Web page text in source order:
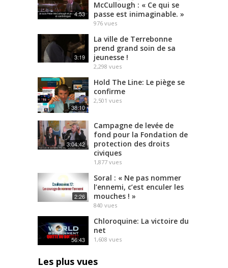
4:53
McCullough : « Ce qui se
passe est inimaginable. »
976 vues
3:19
La ville de Terrebonne
prend grand soin de sa
jeunesse !
2,298 vues
38:10
Hold The Line: Le piège se
confirme
2,501 vues
3:04:42
Campagne de levée de
fond pour la Fondation de
protection des droits
civiques
1,877 vues
2:26
Soral : « Ne pas nommer
l’ennemi, c’est enculer les
mouches ! »
840 vues
56:43
Chloroquine: La victoire du
net
1,608 vues
Les plus vues